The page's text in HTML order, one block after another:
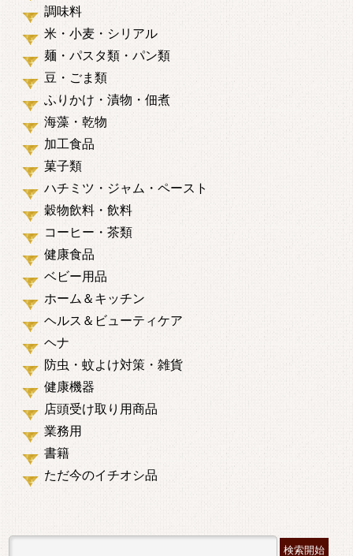
調味料
米・小麦・シリアル
麺・パスタ類・パン類
豆・ごま類
ふりかけ・漬物・佃煮
海藻・乾物
加工食品
菓子類
ハチミツ・ジャム・ペースト
穀物飲料・飲料
コーヒー・茶類
健康食品
ベビー用品
ホーム＆キッチン
ヘルス＆ビューティケア
ヘナ
防虫・蚊よけ対策・雑貨
健康機器
店頭受け取り用商品
業務用
書籍
ただ今のイチオシ品